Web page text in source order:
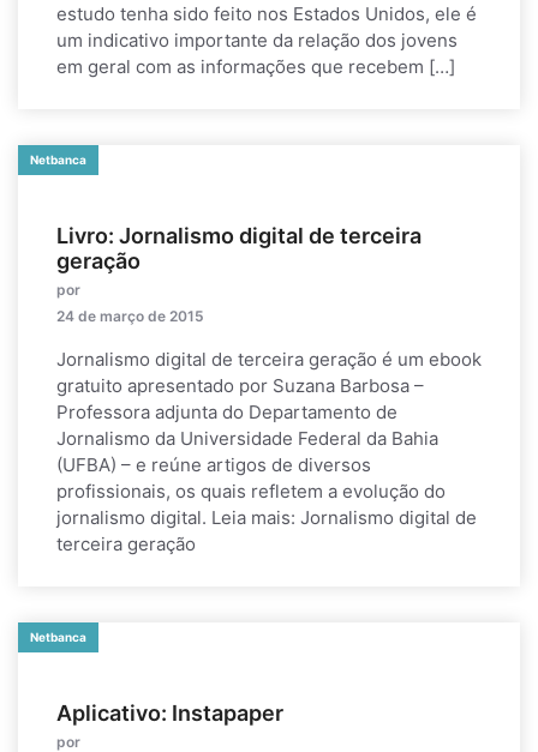
estudo tenha sido feito nos Estados Unidos, ele é
um indicativo importante da relação dos jovens
em geral com as informações que recebem […]
Netbanca
Livro: Jornalismo digital de terceira
geração
por
24 de março de 2015
Jornalismo digital de terceira geração é um ebook
gratuito apresentado por Suzana Barbosa –
Professora adjunta do Departamento de
Jornalismo da Universidade Federal da Bahia
(UFBA) – e reúne artigos de diversos
profissionais, os quais refletem a evolução do
jornalismo digital. Leia mais: Jornalismo digital de
terceira geração
Netbanca
Aplicativo: Instapaper
por